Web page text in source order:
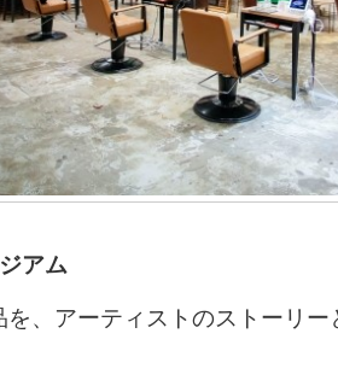
アム
、アーティストのストーリ